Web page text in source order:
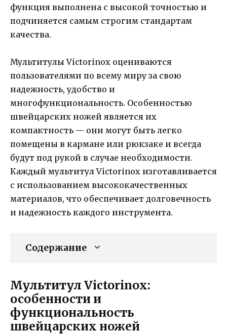
функция выполнена с высокой точностью и
подчиняется самым строгим стандартам
качества.
Мультитулы Victorinox оцениваются
пользователями по всему миру за свою
надежность, удобство и
многофункциональность. Особенностью
швейцарских ножей является их
компактность — они могут быть легко
помещены в кармане или рюкзаке и всегда
будут под рукой в случае необходимости.
Каждый мультитул Victorinox изготавливается
с использованием высококачественных
материалов, что обеспечивает долговечность
и надежность каждого инструмента.
Содержание
Мультитул Victorinox:
особенности и
функциональность
швейцарских ножей